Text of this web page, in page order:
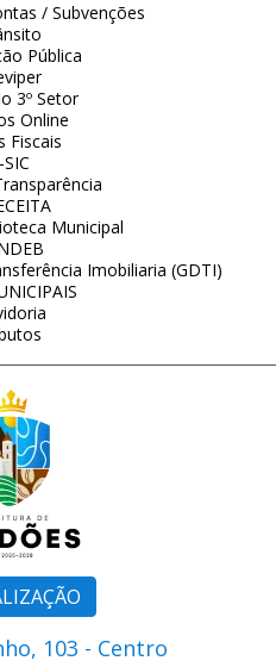
103 - Centro
/ Subvenções
Pública
3º Setor
Online
Fiscais
Municipal
Imobiliaria (GDTI)